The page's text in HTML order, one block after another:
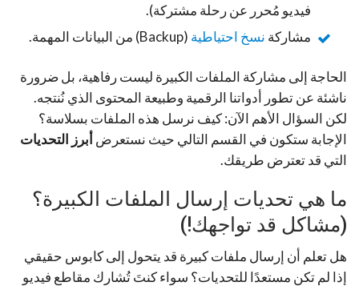
فيديو مُحرر عن رحلة مشتركة).
مشاركة نسخ احتياطية (Backup) من البيانات المهمة.
الحاجة إلى مشاركة الملفات الكبيرة ليست رفاهية، بل ضرورة
ناشئة عن تطور أدواتنا الرقمية وطبيعة المحتوى الذي نُنتجه.
لكن السؤال الأهم الآن:كيف نرسل هذه الملفات بسلاسة؟
الإجابة ستكون في القسم التالي حيث نستعرضأبرز التحديات
التي قد تعترض طريقك.
ما هي تحديات إرسال الملفات الكبيرة؟
(مشاكل قد تواجهك!)
هل تعلم أن إرسال ملفات كبيرة قد يتحول إلى كابوس حقيقي
إذا لم تكن مستعدًا للتحديات؟ سواء كنتَ تُشارك مقاطع فيديو